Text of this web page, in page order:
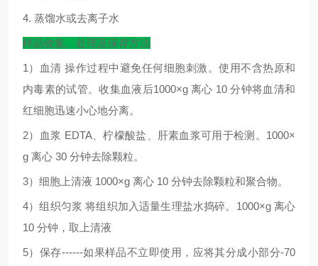
4. 蒸馏水或去离子水
样品收集、处理及保存方法
1 ）血清 操作过程中避免任何细胞刺激。使用不含热原和
内毒素的试管。收集血液后1000×g离心 10分钟将血清和
红细胞迅速小心地分离。
2）血浆 EDTA、柠檬酸盐、肝素血浆可用于检测。 1000×
g 离心 30 分钟去除颗粒。
3）细胞上清液 1000×g 离心 10 分钟去除颗粒和聚合物。
4）组织匀浆 将组织加入适量生理盐水捣碎。 1000×g 离心
10 分钟，取上清液
5）保存------如果样品不立即使用，应将其分成小部分-70